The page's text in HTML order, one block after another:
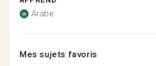
Arabe
Mes sujets favoris